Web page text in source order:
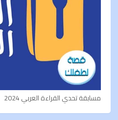
مسابقة تحدي القراءة العربي 2024